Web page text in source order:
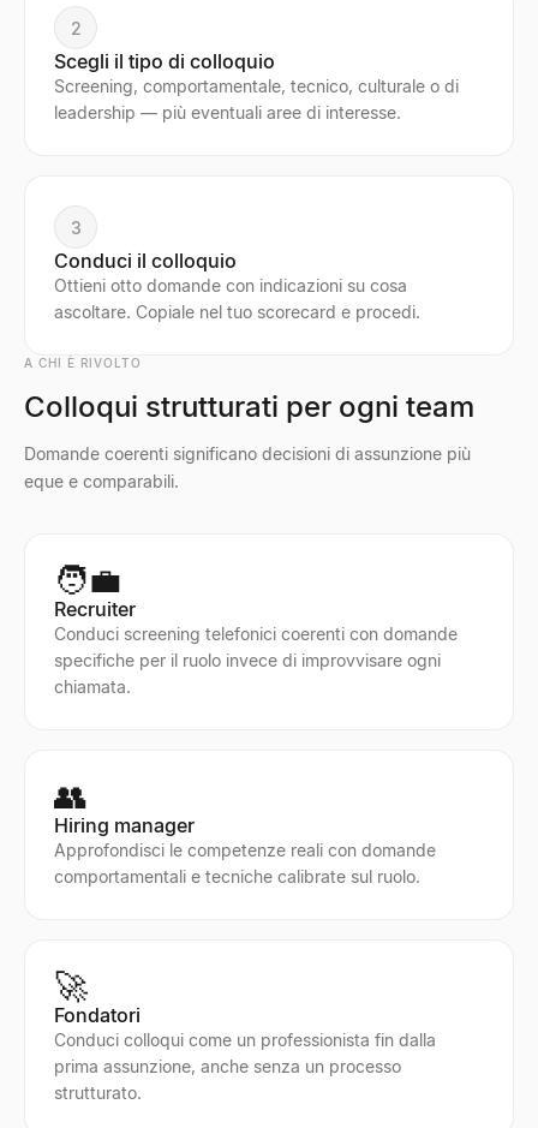
2
Scegli il tipo di colloquio
Screening, comportamentale, tecnico, culturale o di
leadership — più eventuali aree di interesse.
3
Conduci il colloquio
Ottieni otto domande con indicazioni su cosa
ascoltare. Copiale nel tuo scorecard e procedi.
A CHI È RIVOLTO
Colloqui strutturati per ogni team
Domande coerenti significano decisioni di assunzione più
eque e comparabili.
🧑‍💼
Recruiter
Conduci screening telefonici coerenti con domande
specifiche per il ruolo invece di improvvisare ogni
chiamata.
👥
Hiring manager
Approfondisci le competenze reali con domande
comportamentali e tecniche calibrate sul ruolo.
🚀
Fondatori
Conduci colloqui come un professionista fin dalla
prima assunzione, anche senza un processo
strutturato.